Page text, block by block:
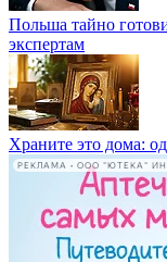
Польша тайно
экспертам
Храните это дома:
РЕКЛАМА • ООО "ЮТЕКА"